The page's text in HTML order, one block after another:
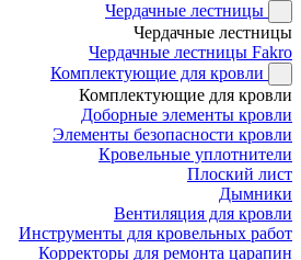
Чердачные лестницы
Чердачные лестницы
Чердачные лестницы Fakro
Комплектующие для кровли
Комплектующие для кровли
Доборные элементы кровли
Элементы безопасности кровли
Кровельные уплотнители
Плоский лист
Дымники
Вентиляция для кровли
Инструменты для кровельных работ
Корректоры для ремонта царапин